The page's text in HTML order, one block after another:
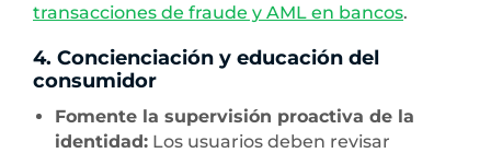
transacciones de fraude y AML en bancos.
4. Concienciación y educación del
consumidor
Fomente la supervisión proactiva de la
identidad: Los usuarios deben revisar